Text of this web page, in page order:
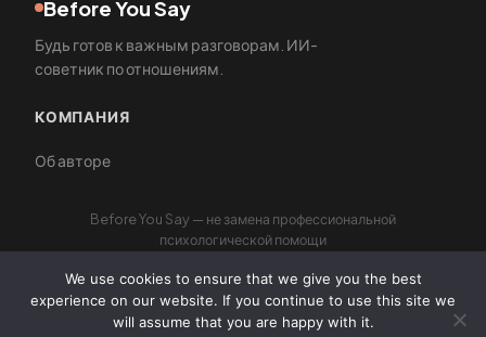
Before You Say
Будь готов к важным разговорам. ИИ-
советник по отношениям.
КОМПАНИЯ
Об авторе
Before You Say — не замена профессиональной
психологической помощи
© 2026 Before You Say
We use cookies to ensure that we give you the best
experience on our website. If you continue to use this site we
will assume that you are happy with it.